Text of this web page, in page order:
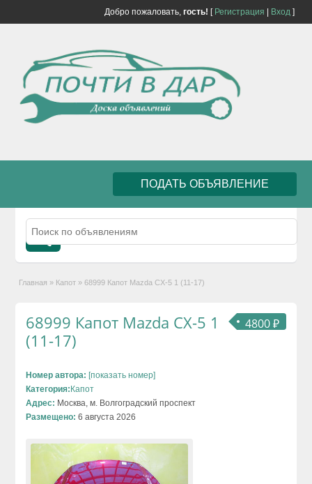
Добро пожаловать, гость! [ Регистрация Вход]
ПОДАТЬ ОБЪЯВЛЕНИЕ
Главная » Капот » 68999 Капот Mazda CX-5 1 (11-17)
4800 ₽
68999 Капот Mazda CX-5 1
(11-17)
Номер автора: [показать номер]
Категория: Капот
Адрес: Москва, м. Волгоградский проспект
Размещено: 6 августа 2026